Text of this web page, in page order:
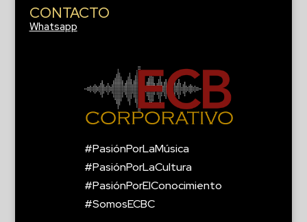
CONTACTO
Whatsapp
#PasiónPorLaMúsica
#PasiónPorLaCultura
#PasiónPorElConocimiento
#SomosECBC